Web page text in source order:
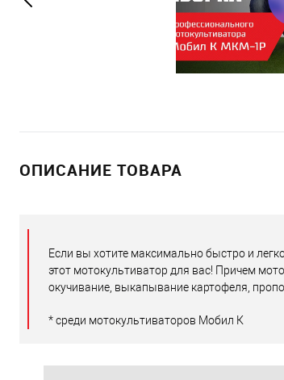
ОПИСАНИЕ ТОВАРА
Если вы хотите максимально быстро и
этот мотокультиватор для вас! Причем
окучивание, выкапывание картофеля,
* среди мотокультиваторов Мобил К